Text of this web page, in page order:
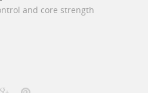
and core strength